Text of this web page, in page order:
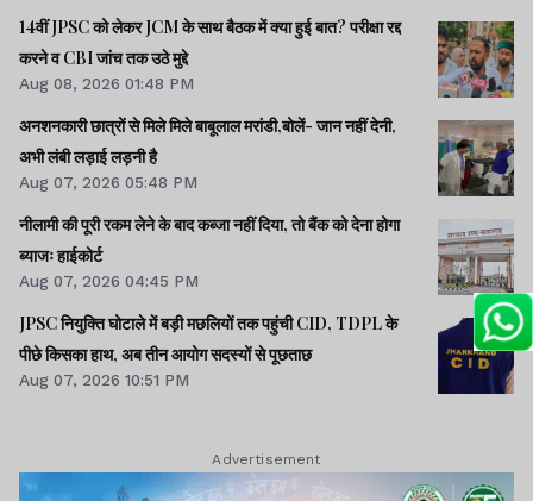
14वीं JPSC को लेकर JCM के साथ बैठक में क्या हुई बात? परीक्षा रद्द
करने व CBI जांच तक उठे मुद्दे
Aug 08, 2026 01:48 PM
अनशनकारी छात्रों से मिले मिले बाबूलाल मरांडी,बोलें- जान नहीं देनी,
अभी लंबी लड़ाई लड़नी है
Aug 07, 2026 05:48 PM
नीलामी की पूरी रकम लेने के बाद कब्जा नहीं दिया, तो बैंक को देना होगा
ब्याजः हाईकोर्ट
Aug 07, 2026 04:45 PM
JPSC नियुक्ति घोटाले में बड़ी मछलियों तक पहुंची CID, TDPL के
पीछे किसका हाथ, अब तीन आयोग सदस्यों से पूछताछ
Aug 07, 2026 10:51 PM
Advertisement